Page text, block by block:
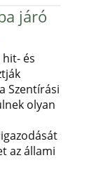
járó
és
Szentírási
olyan
az állami